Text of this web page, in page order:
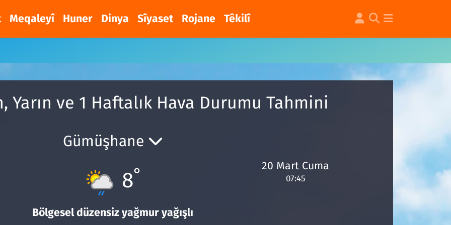
Meqaleyî Huner Dinya Sîyaset Rojane Têkilî
Yarın ve 1 Haftalık Hava Durumu Tahmini
Gümüşhane
8°
Bölgesel düzensiz yağmur yağışlı
20 Mart Cuma
07:45